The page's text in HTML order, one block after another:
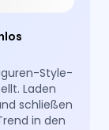
Style-
Laden
schließen
in den